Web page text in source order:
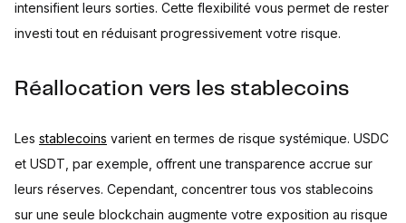
intensifient leurs sorties. Cette flexibilité vous permet de rester
investi tout en réduisant progressivement votre risque.
Réallocation vers les stablecoins
Les stablecoins varient en termes de risque systémique. USDC
et USDT, par exemple, offrent une transparence accrue sur
leurs réserves. Cependant, concentrer tous vos stablecoins
sur une seule blockchain augmente votre exposition au risque